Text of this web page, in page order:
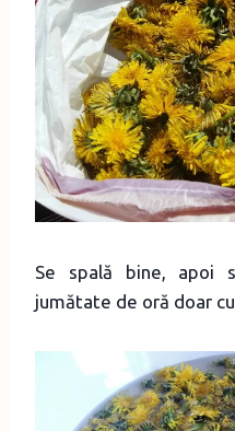
Se spală bine,
jumătate de oră doar